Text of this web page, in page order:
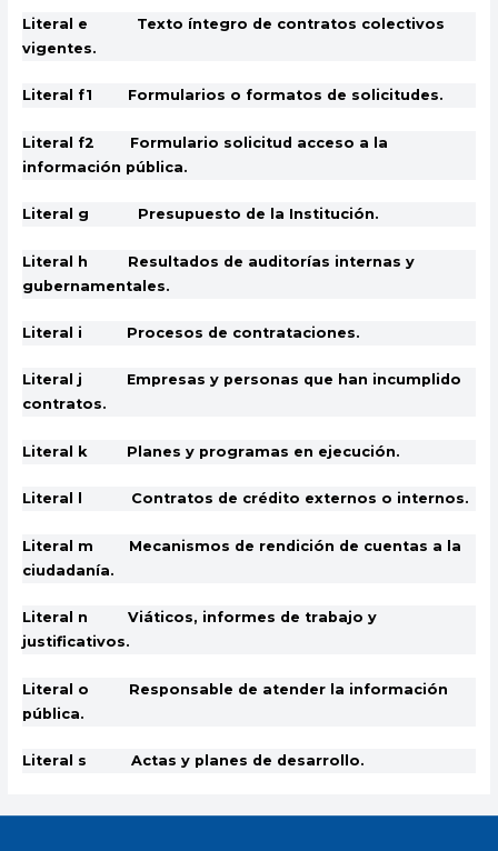
Literal e Texto íntegro de contratos colectivos
vigentes.
Literal f1 Formularios o formatos de solicitudes.
Literal f2 Formulario solicitud acceso a la
información pública.
Literal g Presupuesto de la Institución.
Literal h Resultados de auditorías internas y
gubernamentales.
Literal i Procesos de contrataciones.
Literal j Empresas y personas que han incumplido
contratos.
Literal k Planes y programas en ejecución.
Literal l Contratos de crédito externos o internos.
Literal m Mecanismos de rendición de cuentas a la
ciudadanía.
Literal n Viáticos, informes de trabajo y
justificativos.
Literal o Responsable de atender la información
pública.
Literal s Actas y planes de desarrollo.